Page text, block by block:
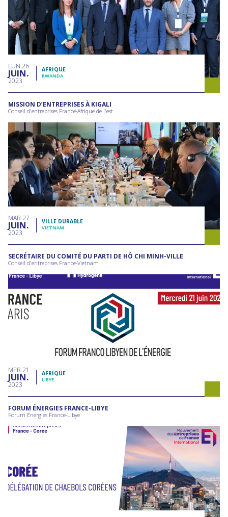
LUN 26
JUIN
2023
AFRIQUE
RWANDA
MISSION D’ENTREPRISES À KIGALI
Conseil d'entreprises France-Afrique de l'est
MAR 27
JUIN
2023
VILLE DURABLE
VIETNAM
SECRÉTAIRE DU COMITÉ DU PARTI DE HÔ CHI MINH-VILLE
Conseil d'entreprises France-Vietnam
MER 21
JUIN
2023
AFRIQUE
LIBYE
FORUM ÉNERGIES FRANCE-LIBYE
Forum Énergies France-Libye